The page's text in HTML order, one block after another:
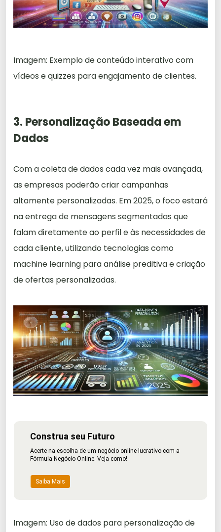
Imagem: Exemplo de conteúdo interativo com
vídeos e quizzes para engajamento de clientes.
3. Personalização Baseada em
Dados
Com a coleta de dados cada vez mais avançada,
as empresas poderão criar campanhas
altamente personalizadas. Em 2025, o foco estará
na entrega de mensagens segmentadas que
falam diretamente ao perfil e às necessidades de
cada cliente, utilizando tecnologias como
machine learning para análise preditiva e criação
de ofertas personalizadas.
Construa seu Futuro
Acerte na escolha de um negócio online lucrativo com a
Fórmula Negócio Online. Veja como!
Saiba Mais
Imagem: Uso de dados para personalização de